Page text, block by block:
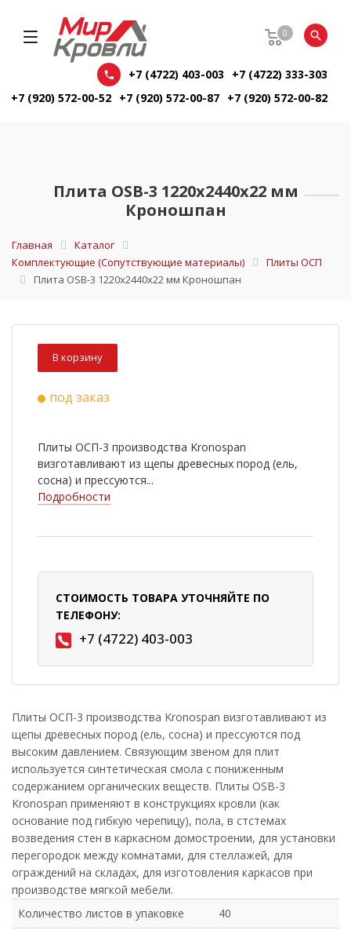
0
+7 (4722) 403-003
+7 (4722) 333-303
+7 (920) 572-00-52 +7 (920) 572-00-87 +7 (920) 572-00-82
Плита OSB-3 1220х2440х22 мм
Кроношпан
Главная
Каталог
Комплектующие (Сопутствующие материалы)
Плиты ОСП
Плита OSB-3 1220х2440х22 мм Кроношпан
В корзину
под заказ
Плиты ОСП-3 производства Kronospan
визготавливают из щепы древесных пород (ель,
сосна) и прессуются...
Подробности
СТОИМОСТЬ ТОВАРА УТОЧНЯЙТЕ ПО
ТЕЛЕФОНУ:
+7 (4722) 403-003
Плиты ОСП-3 производства Kronospan визготавливают из
щепы древесных пород (ель, сосна) и прессуются под
высоким давлением. Связующим звеном для плит
используется синтетическая смола с пониженным
содержанием органических веществ. Плиты OSB-3
Kronospan применяют в конструкциях кровли (как
основание под гибкую черепицу), пола, в стстемах
возведения стен в каркасном домостроении, для установки
перегородок между комнатами, для стеллажей, для
ограждений на складах, для изготовления каркасов при
производстве мягкой мебели.
Количество листов в упаковке
40